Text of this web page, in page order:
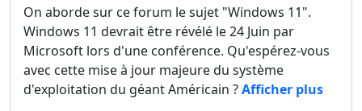
On aborde sur ce forum le sujet "Windows 11".
Windows 11 devrait être révélé le 24 Juin par
Microsoft lors d'une conférence. Qu'espérez-vous
avec cette mise à jour majeure du système
d'exploitation du géant Américain ?Afficher plus